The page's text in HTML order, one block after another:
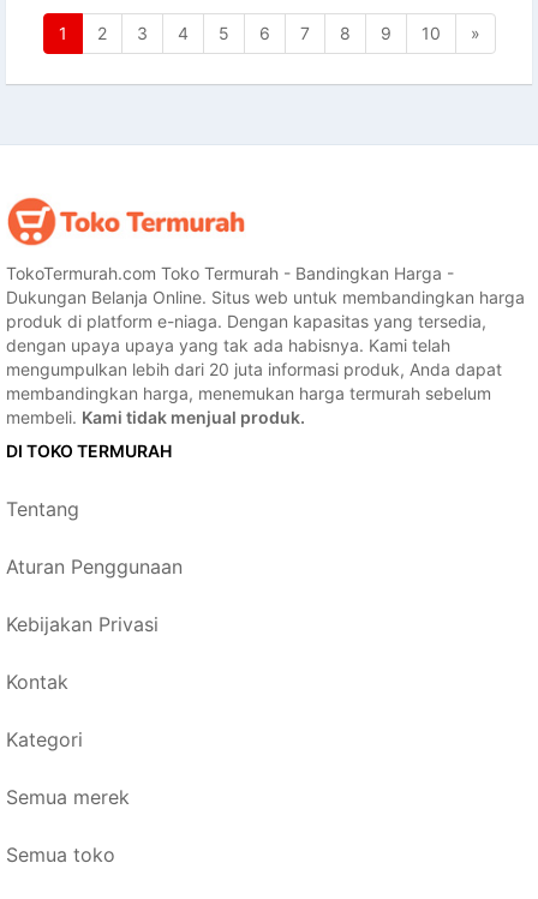
1 2 3 4 5 6 7 8 9 10 »
TokoTermurah.com Toko Termurah - Bandingkan Harga -
Dukungan Belanja Online. Situs web untuk membandingkan harga
produk di platform e-niaga. Dengan kapasitas yang tersedia,
dengan upaya upaya yang tak ada habisnya. Kami telah
mengumpulkan lebih dari 20 juta informasi produk, Anda dapat
membandingkan harga, menemukan harga termurah sebelum
membeli. Kami tidak menjual produk.
DI TOKO TERMURAH
Tentang
Aturan Penggunaan
Kebijakan Privasi
Kontak
Kategori
Semua merek
Semua toko